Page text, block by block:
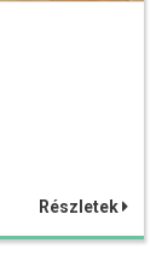
Részletek